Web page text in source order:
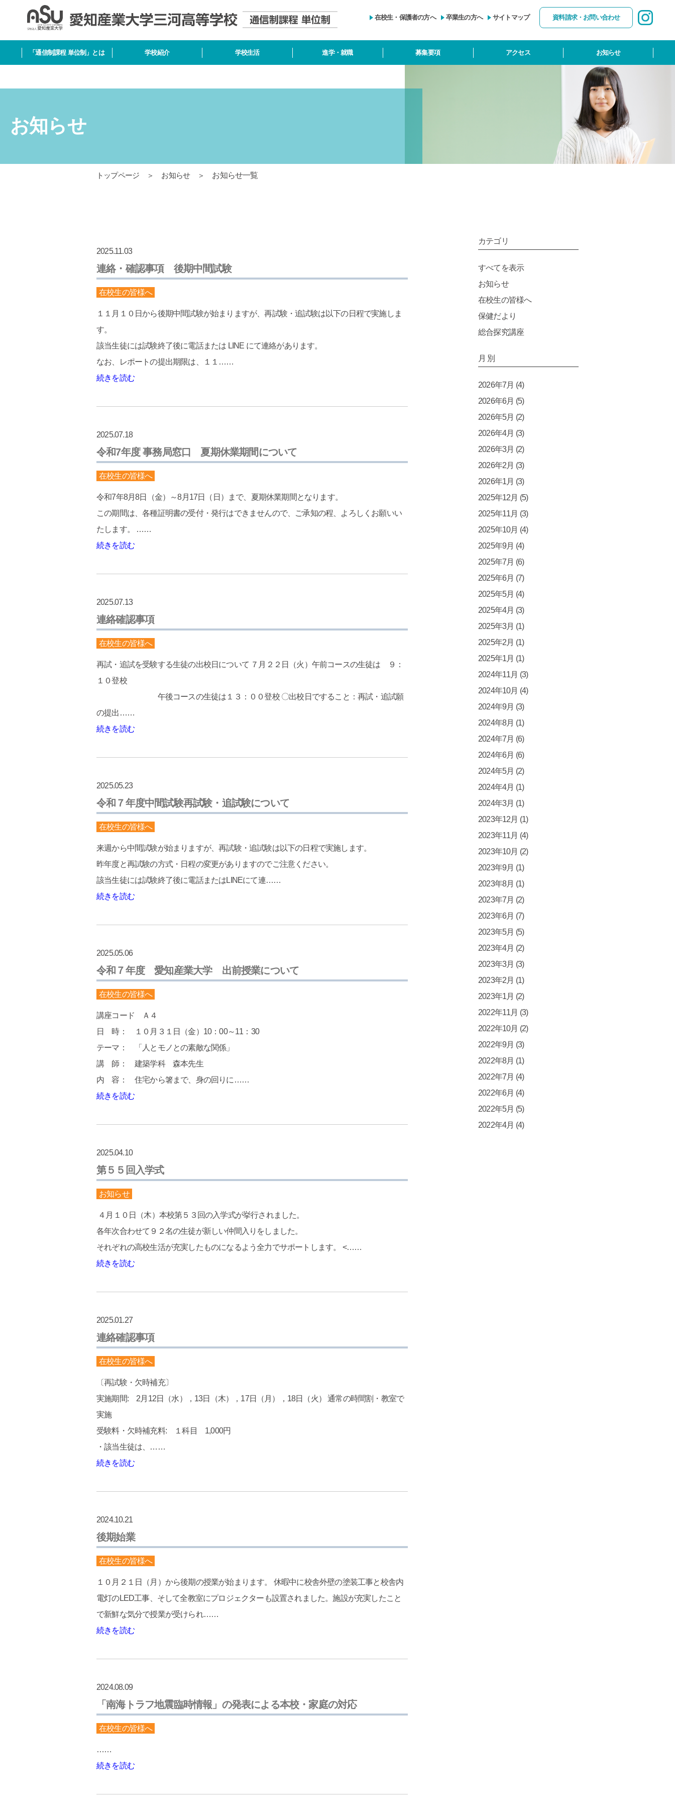
在校生・保護者の方へ 卒業生の方へ サイトマップ 資料請求・お問い合わせ
「通信制課程 単位制」とは 学校紹介 学校生活 進学・就職 募集要項 アクセス お知らせ
お知らせ
トップページ ＞ お知らせ ＞ お知らせ一覧
2025.11.03
連絡・確認事項 後期中間試験
在校生の皆様へ
１１月１０日から後期中間試験が始まりますが、再試験・追試験は以下の日程で実施しま
す。
該当生徒には試験終了後に電話または LINE にて連絡があります。
なお、レポートの提出期限は、１１……
続きを読む
2025.07.18
令和7年度 事務局窓口 夏期休業期間について
在校生の皆様へ
令和7年8月8日（金）～8月17日（日）まで、夏期休業期間となります。
この期間は、各種証明書の受付・発行はできませんので、ご承知の程、よろしくお願いい
たします。 ……
続きを読む
2025.07.13
連絡確認事項
在校生の皆様へ
再試・追試を受験する生徒の出校日について ７月２２日（火）午前コースの生徒は ９：
１０登校
午後コースの生徒は１３：００登校 〇出校日ですること：再試・追試願
の提出……
続きを読む
2025.05.23
令和７年度中間試験再試験・追試験について
在校生の皆様へ
来週から中間試験が始まりますが、再試験・追試験は以下の日程で実施します。
昨年度と再試験の方式・日程の変更がありますのでご注意ください。
該当生徒には試験終了後に電話またはLINEにて連……
続きを読む
2025.05.06
令和７年度 愛知産業大学 出前授業について
在校生の皆様へ
講座コード Ａ４
日 時： １０月３１日（金）10：00～11：30
テーマ： 「人とモノとの素敵な関係」
講 師： 建築学科 森本先生
内 容： 住宅から箸まで、身の回りに……
続きを読む
2025.04.10
第５５回入学式
お知らせ
４月１０日（木）本校第５３回の入学式が挙行されました。
各年次合わせて９２名の生徒が新しい仲間入りをしました。
それぞれの高校生活が充実したものになるよう全力でサポートします。 <……
続きを読む
2025.01.27
連絡確認事項
在校生の皆様へ
〔再試験・欠時補充〕
実施期間: 2月12日（水），13日（木），17日（月），18日（火） 通常の時間割・教室で
実施
受験料・欠時補充料: １科目 1,000円
・該当生徒は、……
続きを読む
2024.10.21
後期始業
在校生の皆様へ
１０月２１日（月）から後期の授業が始まります。 休暇中に校舎外壁の塗装工事と校舎内
電灯のLED工事、そして全教室にプロジェクターも設置されました。施設が充実したこと
で新鮮な気分で授業が受けられ……
続きを読む
2024.08.09
「南海トラフ地震臨時情報」の発表による本校・家庭の対応
在校生の皆様へ
……
続きを読む
カテゴリ
すべてを表示
お知らせ
在校生の皆様へ
保健だより
総合探究講座
月 別
2026年7月 (4)
2026年6月 (5)
2026年5月 (2)
2026年4月 (3)
2026年3月 (2)
2026年2月 (3)
2026年1月 (3)
2025年12月 (5)
2025年11月 (3)
2025年10月 (4)
2025年9月 (4)
2025年7月 (6)
2025年6月 (7)
2025年5月 (4)
2025年4月 (3)
2025年3月 (1)
2025年2月 (1)
2025年1月 (1)
2024年11月 (3)
2024年10月 (4)
2024年9月 (3)
2024年8月 (1)
2024年7月 (6)
2024年6月 (6)
2024年5月 (2)
2024年4月 (1)
2024年3月 (1)
2023年12月 (1)
2023年11月 (4)
2023年10月 (2)
2023年9月 (1)
2023年8月 (1)
2023年7月 (2)
2023年6月 (7)
2023年5月 (5)
2023年4月 (2)
2023年3月 (3)
2023年2月 (1)
2023年1月 (2)
2022年11月 (3)
2022年10月 (2)
2022年9月 (3)
2022年8月 (1)
2022年7月 (4)
2022年6月 (4)
2022年5月 (5)
2022年4月 (4)